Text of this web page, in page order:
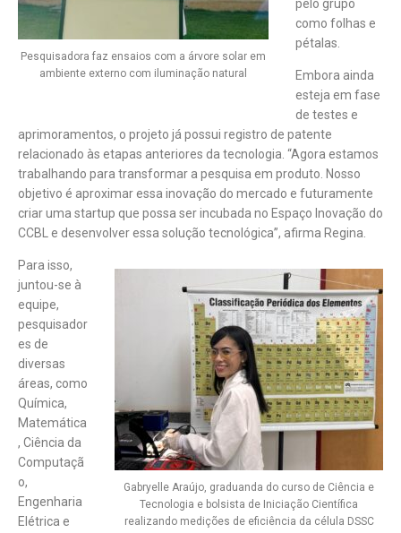
Pesquisadora faz ensaios com a árvore solar em
ambiente externo com iluminação natural
pelo grupo
como folhas e
pétalas.
Embora ainda
esteja em fase
de testes e
aprimoramentos, o projeto já possui registro de patente
relacionado às etapas anteriores da tecnologia. “Agora estamos
trabalhando para transformar a pesquisa em produto. Nosso
objetivo é aproximar essa inovação do mercado e futuramente
criar uma startup que possa ser incubada no Espaço Inovação do
CCBL e desenvolver essa solução tecnológica”, afirma Regina.
Gabryelle Araújo, graduanda do curso de Ciência e
Tecnologia e bolsista de Iniciação Científica
realizando medições de eficiência da célula DSSC
Para isso,
juntou-se à
equipe,
pesquisador
es de
diversas
áreas, como
Química,
Matemática
, Ciência da
Computaçã
o,
Engenharia
Elétrica e